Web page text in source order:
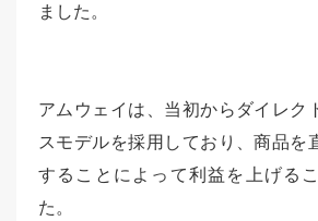
ました。
アムウェイは、当初からダイレク
スモデルを採用しており、商品を
することによって利益を上げる
た。